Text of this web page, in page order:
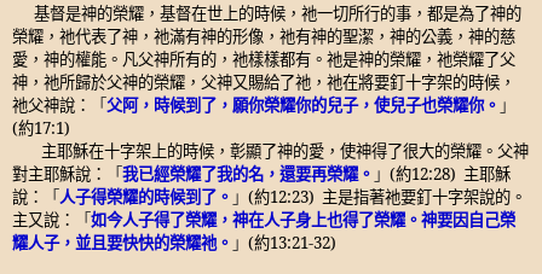
基督是神的榮耀，基督在世上的時候，祂一切所行的事，都是為了神的
榮耀，祂代表了神，祂滿有神的形像，祂有神的聖潔，神的公義，神的慈
愛，神的權能。凡父神所有的，祂樣樣都有。祂是神的榮耀，祂榮耀了父
神，祂所歸於父神的榮耀，父神又賜給了祂，祂在將要釘十字架的時候，
祂父神說：
「父阿，時候到了，願你榮耀你的兒子，使兒子也榮耀你。 」
(約17:1)
主耶穌在十字架上的時候，彰顯了神的愛，使神得了很大的榮耀。父神
對主耶穌說：
「我已經榮耀了我的名，還要再榮耀。 」 (約12:28) 主耶穌
說：
「人子得榮耀的時候到了。 」 (約12:23) 主是指著祂要釘十字架說的。
主又說：
「如今人子得了榮耀，神在人子身上也得了榮耀。神要因自己榮
耀人子，並且要快快的榮耀祂。 」 (約13:21-32)